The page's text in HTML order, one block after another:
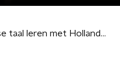
De Nederlandse taal leren met Hollandse hits en klassiekers